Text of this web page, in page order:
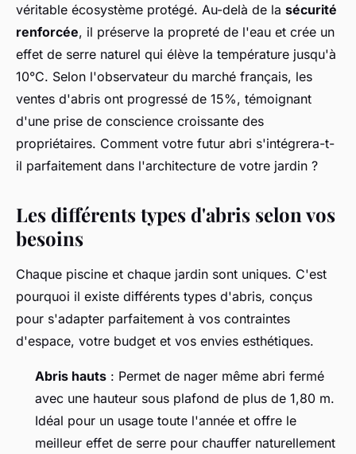
solution adaptée à votre jardin
Capucine•9 décembre 2025•8 min de lecture
véritable écosystème protégé. Au-delà de la sécurité
renforcée, il préserve la propreté de l'eau et crée un
effet de serre naturel qui élève la température jusqu'à
10°C. Selon l'observateur du marché français, les
ventes d'abris ont progressé de 15%, témoignant
d'une prise de conscience croissante des
propriétaires. Comment votre futur abri s'intégrera-t-
il parfaitement dans l'architecture de votre jardin ?
Les différents types d'abris selon vos
besoins
Chaque piscine et chaque jardin sont uniques. C'est
pourquoi il existe différents types d'abris, conçus
pour s'adapter parfaitement à vos contraintes
d'espace, votre budget et vos envies esthétiques.
Abris hauts : Permet de nager même abri fermé
avec une hauteur sous plafond de plus de 1,80 m.
Idéal pour un usage toute l'année et offre le
meilleur effet de serre pour chauffer naturellement